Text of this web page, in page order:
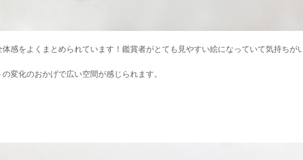
感をよくまとめられています！鑑賞者がとても見やすい絵になっていて気持ちが
変化のおかげで広い空間が感じられます。